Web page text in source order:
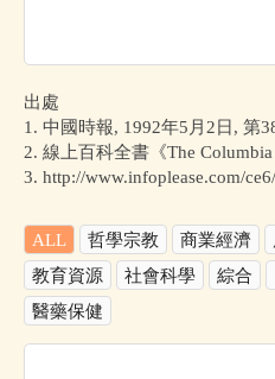
出處
1. 中國時報, 1992年5月2日, 第
2. 線上百科全書《The Columbia
3. http://www.infoplease.com/
ALL 哲學宗教 商業經濟
教育資源
社會科學 綜合
醫藥保健